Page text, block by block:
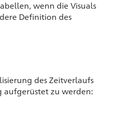
wenn die Visuals
Definition des
des Zeitverlaufs
zu werden: